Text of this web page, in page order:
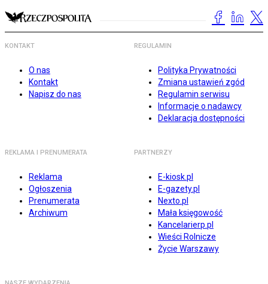
KONTAKT
O nas
Kontakt
Napisz do nas
REGULAMIN
Polityka Prywatności
Zmiana ustawień zgód
Regulamin serwisu
Informacje o nadawcy
Deklaracja dostępności
REKLAMA I PRENUMERATA
Reklama
Ogłoszenia
Prenumerata
Archiwum
PARTNERZY
E-kiosk.pl
E-gazety.pl
Nexto.pl
Mała księgowość
Kancelarierp.pl
Wieści Rolnicze
Życie Warszawy